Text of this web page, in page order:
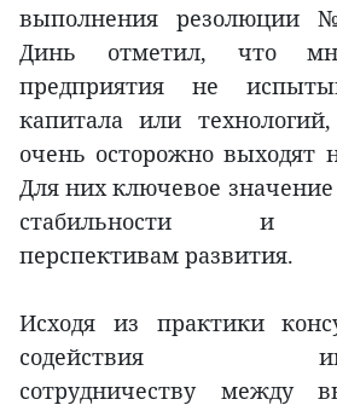
выполнения резолюции
Динь отметил, что
предприятия не
капитала или
очень осторожно выходят
Для них ключевое
стабильности и
перспективам развития.
Исходя из практики
содействия
сотрудничеству между